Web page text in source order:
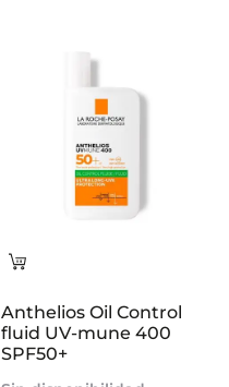
Leer
Anthelios Oil Control
fluid UV-mune 400
SPF50+